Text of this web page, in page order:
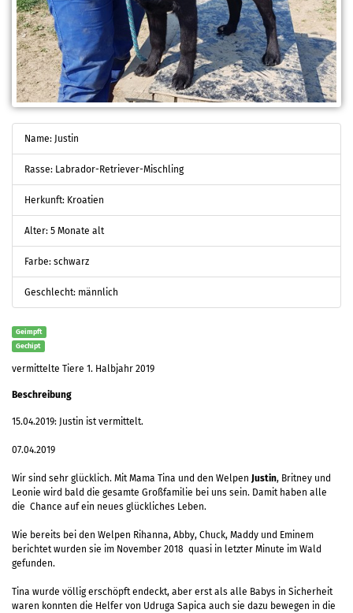
Name: Justin
Rasse: Labrador-Retriever-Mischling
Herkunft: Kroatien
Alter: 5 Monate alt
Farbe: schwarz
Geschlecht: männlich
Geimpft
Gechipt
vermittelte Tiere 1. Halbjahr 2019
Beschreibung
15.04.2019: Justin ist vermittelt.
07.04.2019
Wir sind sehr glücklich. Mit Mama Tina und den Welpen Justin, Britney und
Leonie wird bald die gesamte Großfamilie bei uns sein. Damit haben alle
die Chance auf ein neues glückliches Leben.
Wie bereits bei den Welpen Rihanna, Abby, Chuck, Maddy und Eminem
berichtet wurden sie im November 2018 quasi in letzter Minute im Wald
gefunden.
Tina wurde völlig erschöpft endeckt, aber erst als alle Babys in Sicherheit
waren konnten die Helfer von Udruga Sapica auch sie dazu bewegen in die